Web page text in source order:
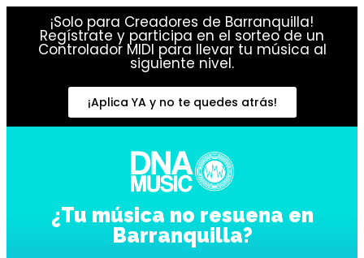
¡Solo para Creadores de Barranquilla!
Regístrate y participa en el sorteo de un
Controlador MIDI para llevar tu música al
siguiente nivel.
¡Aplica YA y no te quedes atrás!
¿Tu música no resuena en
Barranquilla?